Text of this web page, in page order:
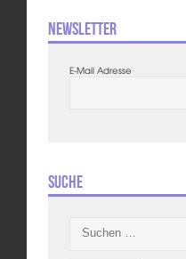
Newsletter
E-Mail Adresse
Suche
nach: